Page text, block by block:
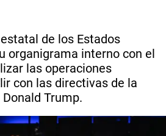
de los Estados
organigrama interno con el
las operaciones
con las directivas de la
Trump.